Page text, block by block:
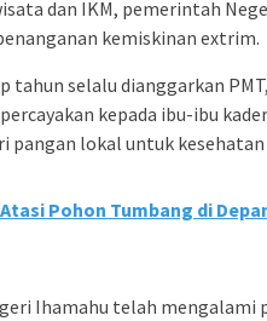
dan IKM, pemerintah
kemiskinan extrim.
selalu dianggarkan
kepada ibu-ibu
lokal untuk kesehatan
Pohon Tumbang di
Ihamahu telah mengalami